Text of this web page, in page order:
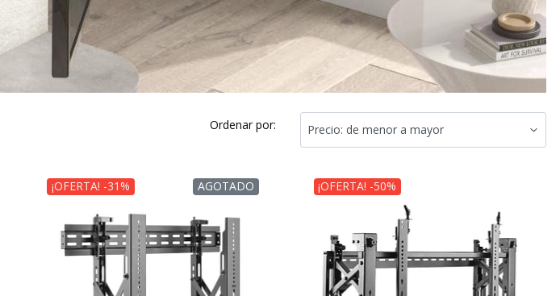
Ordenar por:
AGOTADO
¡OFERTA! -31% ¡OFERTA! -50%